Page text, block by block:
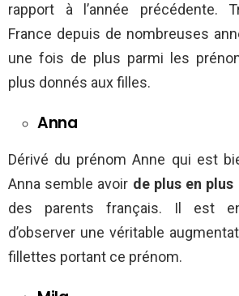
rapport à l’année précédente.
France depuis de nombreuses
une fois de plus parmi les
plus donnés aux filles.
Anna
Dérivé du prénom Anne qui est
Anna semble avoir de plus en plus
des parents français. Il est
d’observer une véritable
fillettes portant ce prénom.